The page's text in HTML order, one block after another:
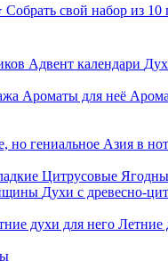
Собрать свой набор из 10
Адвент календари
Ароматы для неё
но гениальное Азия в
Цитрусовые
Духи с древесно-
духи для него Летние